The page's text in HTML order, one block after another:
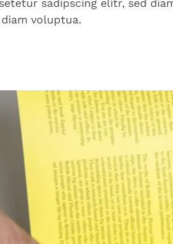
sadipscing elitr, sed
voluptua.